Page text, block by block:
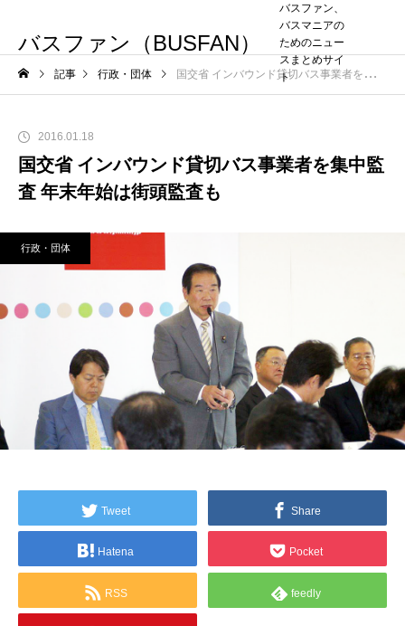
バスファン（BUSFAN）
バスファン、
バスマニアの
ためのニュー
スまとめサイ
ト
記事 行政・団体 国交省 インバウンド貸切バス事業者を集中監査 年末年始は街頭監査も
2016.01.18
国交省 インバウンド貸切バス事業者を集中監
査 年末年始は街頭監査も
行政・団体
Tweet Share
Hatena Pocket
RSS feedly